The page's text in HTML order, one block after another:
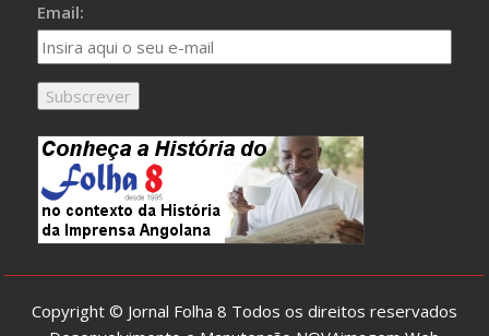
Email:
Copyright © Jornal Folha 8 Todos os direitos reservados